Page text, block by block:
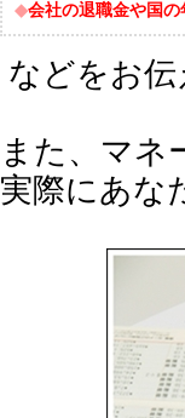
◆会社の退職金や国
などをお
また、マネ
実際にあな